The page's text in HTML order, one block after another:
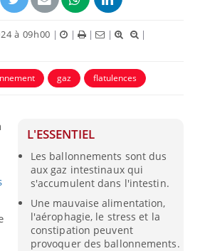
à 09h00 | | | |
|
gaz flatulences
L'ESSENTIEL
Les ballonnements sont dus
aux gaz intestinaux qui
s'accumulent dans l'intestin.
Une mauvaise alimentation,
l'aérophagie, le stress et la
constipation peuvent
provoquer des ballonnements.